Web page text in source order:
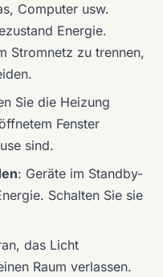
Computer usw.
Energie.
Stromnetz zu trennen,
Sie die Heizung
Fenster
sind.
: Geräte im Standby-
Schalten Sie sie
das Licht
Raum verlassen.